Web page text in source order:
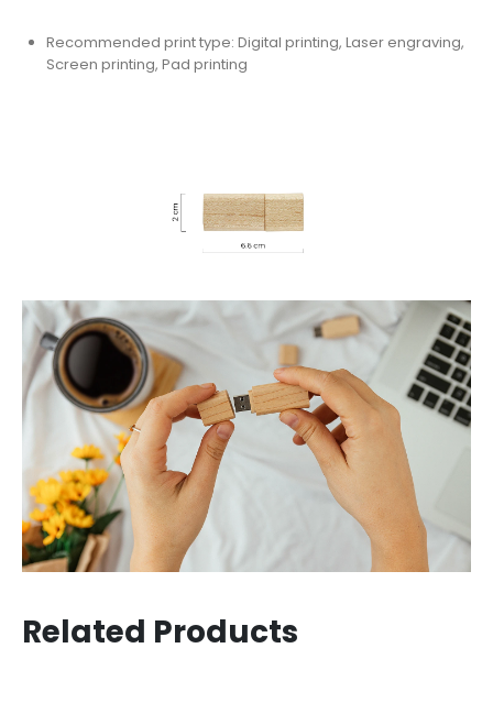
Recommended print type: Digital printing, Laser engraving,
Screen printing, Pad printing
Related Products